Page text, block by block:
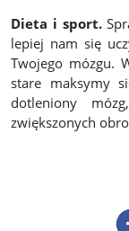
Dieta i sport.
lepiej nam się
Twojego mózgu.
stare maksymy
dotleniony
zwiększonych